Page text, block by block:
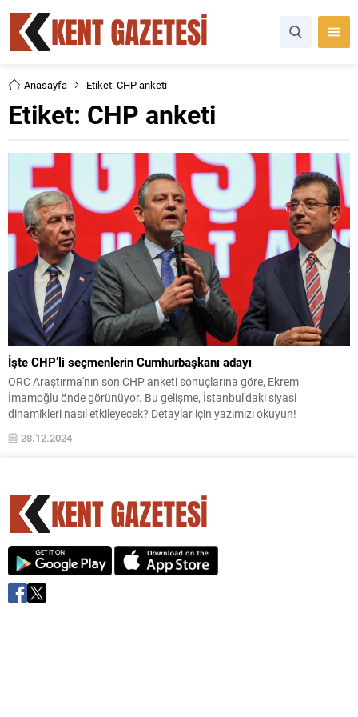
Anasayfa Etiket: CHP anketi
Etiket: CHP anketi
İşte CHP’li seçmenlerin Cumhurbaşkanı adayı
ORC Araştırma'nın son CHP anketi sonuçlarına göre, Ekrem
İmamoğlu önde görünüyor. Bu gelişme, İstanbul'daki siyasi
dinamikleri nasıl etkileyecek? Detaylar için yazımızı okuyun!
28.12.2024